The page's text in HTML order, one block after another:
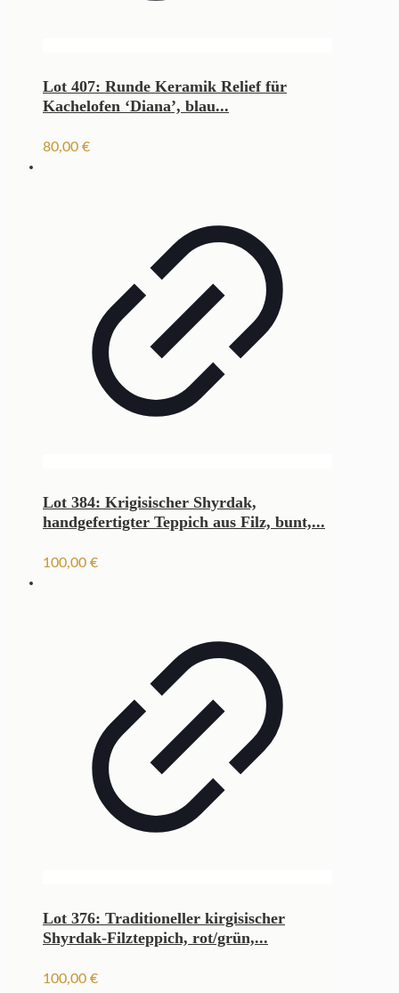
Lot 407: Runde Keramik Relief für
Kachelofen ‘Diana’, blau...
80,00 €
Lot 384: Krigisischer Shyrdak,
handgefertigter Teppich aus Filz, bunt,...
100,00 €
Lot 376: Traditioneller kirgisischer
Shyrdak-Filzteppich, rot/grün,...
100,00 €